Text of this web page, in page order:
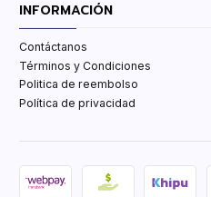
INFORMACIÓN
Contáctanos
Términos y Condiciones
Politica de reembolso
Política de privacidad